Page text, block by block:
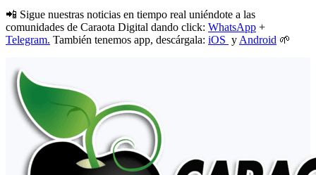
📲 Sigue nuestras noticias en tiempo real uniéndote a las
comunidades de Caraota Digital dando click: WhatsApp +
Telegram. También tenemos app, descárgala: iOS y Android 🌱